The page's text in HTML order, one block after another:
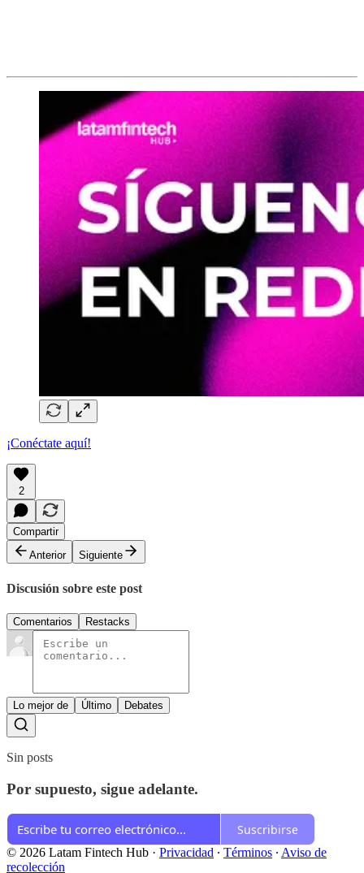
¡Conéctate aquí!
2
Compartir
Anterior
Siguiente
Discusión sobre este post
Comentarios Restacks
Lo mejor de Último Debates
Sin posts
Por supuesto, sigue adelante.
Suscribirse
© 2026 Latam Fintech Hub · Privacidad ∙ Términos ∙ Aviso de
recolección